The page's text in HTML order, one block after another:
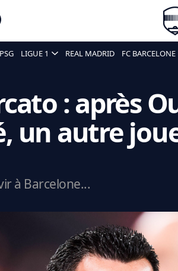
PSG LIGUE 1 REAL MADRID FC BARCELONE
: après
un autre
à Barcelone...